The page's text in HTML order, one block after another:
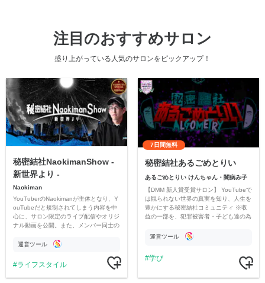
注目のおすすめサロン
盛り上がっている人気のサロンをピックアップ！
秘密結社NaokimanShow -
新世界より -
Naokiman
YouTuberのNaokimanが主体となり、Y
ouTubeだと規制されてしまう内容を中
心に、サロン限定のライブ配信やオリジ
ナル動画を公開。また、メンバー同士の
ただいています。
運営ツール
ライフスタイル
7日間無料
秘密結社あるごめとりい
あるごめとりい けんちゃん・闇病み子
【DMM 新人賞受賞サロン】 YouTubeで
は観られない世界の真実を知り、人生を
豊かにする秘密結社コミュニティ ※収
益の一部を、犯罪被害者・子ども達の為
す運営ツール
学び